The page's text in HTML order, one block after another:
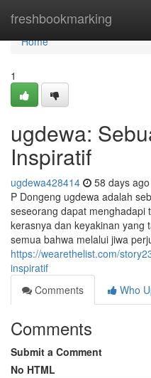
freshbookmarking
Home
Home
1
ugdewa:
Inspiratif
ugdewa428414 58 days ago
P Dongeng ugdewa adalah
seseorang dapat menghadapi
kerasnya dan keyakinan yang
semua bahwa melalui jiwa
https://wearethelist.com/
inspiratif
Comments
Who
Comments
Submit a Comment
No HTML